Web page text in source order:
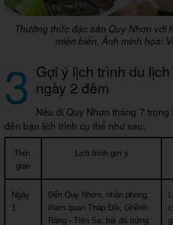
Thưởng thức đặc sản Quy Nhơn với
miền biển. Ảnh minh họa:
3 Gợi ý lịch trình du
ngày 2 đêm
Nếu đi Quy Nhơn tháng 7
đến bạn lịch trình cụ thể như sau:
Thời
gian
Lịch trình gợi ý
Ngày
1
Đến Quy Nhơn, nhận phòng,
tham quan Tháp Đôi, Ghềnh
Ráng - Tiên Sa, bãi đá trứng